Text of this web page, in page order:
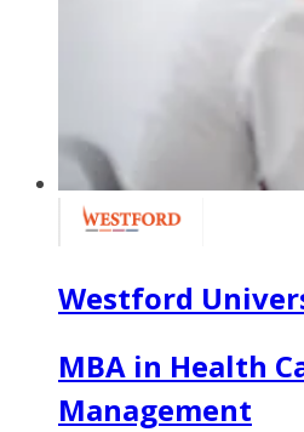
Westford
MBA in Health
Management